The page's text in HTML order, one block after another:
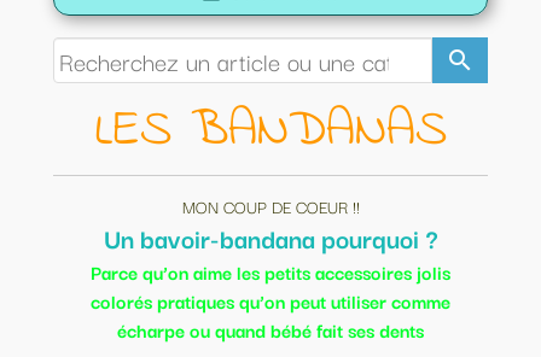
search
LES BANDANAS
MON COUP DE COEUR !!
Un bavoir-bandana pourquoi ?
Parce qu’on aime les petits accessoires jolis
colorés pratiques qu’on peut utiliser comme
écharpe ou quand bébé fait ses dents